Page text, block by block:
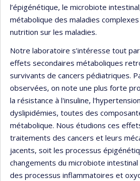
l’épigénétique, le microbiote
métabolique des maladies complexes
nutrition sur les maladies.
Notre laboratoire s’intéresse tout
effets secondaires métaboliques
survivants de cancers pédiatriques.
observées, on note une plus forte
la résistance à l'insuline,
dyslipidémies, toutes des
métabolique. Nous étudions ces
traitements des cancers et leurs
jacents, soit les processus
changements du microbiote intestinal
des processus inflammatoires et